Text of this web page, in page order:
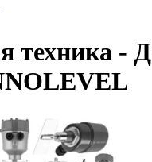
техника -